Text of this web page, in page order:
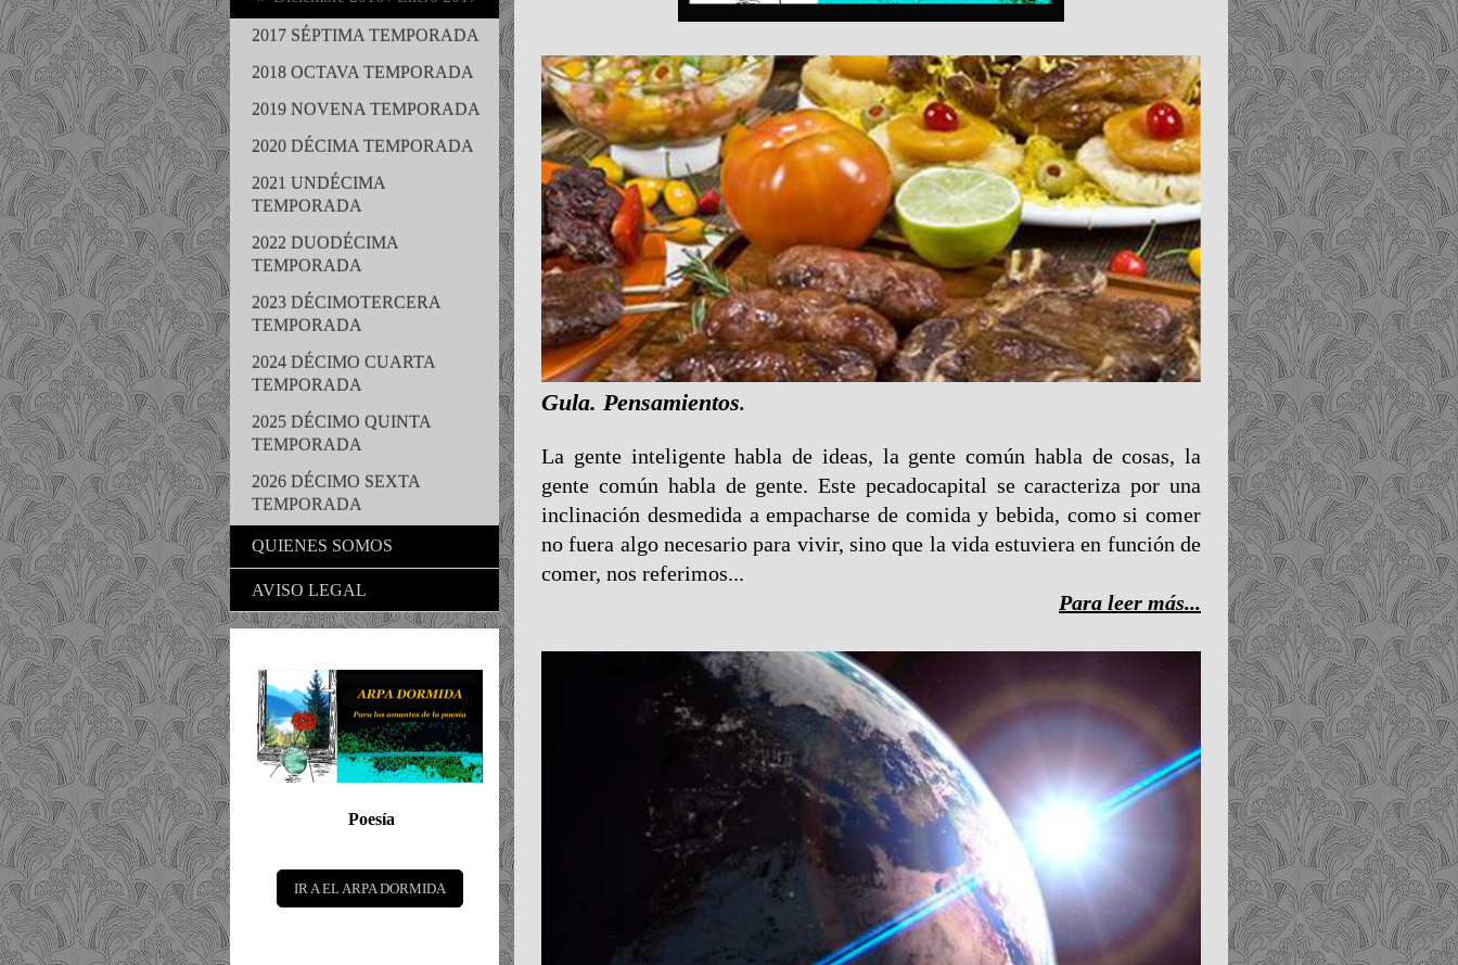
Gula. Pensamientos.
La gente inteligente habla de ideas, la gente común habla de cosas, la
gente común habla de gente. Este pecadocapital se caracteriza por una
inclinación desmedida a empacharse de comida y bebida, como si comer
no fuera algo necesario para vivir, sino que la vida estuviera en función de
comer, nos referimos...
Para leer más...
2017 SÉPTIMA TEMPORADA
2018 OCTAVA TEMPORADA
2019 NOVENA TEMPORADA
2020 DÉCIMA TEMPORADA
2021 UNDÉCIMA
TEMPORADA
2022 DUODÉCIMA
TEMPORADA
2023 DÉCIMOTERCERA
TEMPORADA
2024 DÉCIMO CUARTA
TEMPORADA
2025 DÉCIMO QUINTA
TEMPORADA
2026 DÉCIMO SEXTA
TEMPORADA
QUIENES SOMOS
AVISO LEGAL
Poesía
IR A EL ARPA DORMIDA